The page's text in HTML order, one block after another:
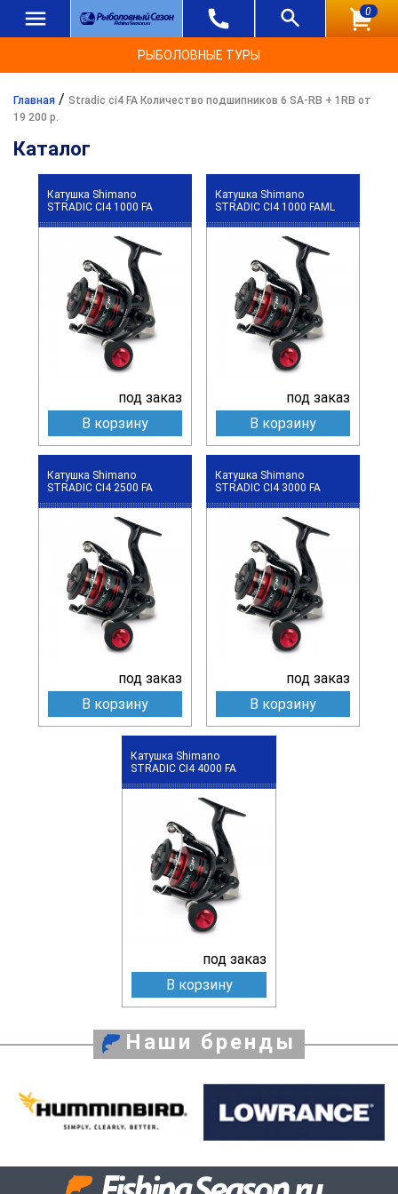
0
РЫБОЛОВНЫЕ ТУРЫ
Главная / Stradic ci4 FA Количество подшипников 6 SA-RB + 1RB от
19 200 р.
Каталог
Катушка Shimano
STRADIC CI4 1000 FA
под заказ
В корзину
Катушка Shimano
STRADIC CI4 1000 FAML
под заказ
В корзину
Катушка Shimano
STRADIC CI4 2500 FA
под заказ
В корзину
Катушка Shimano
STRADIC CI4 3000 FA
под заказ
В корзину
Катушка Shimano
STRADIC CI4 4000 FA
под заказ
В корзину
Наши бренды